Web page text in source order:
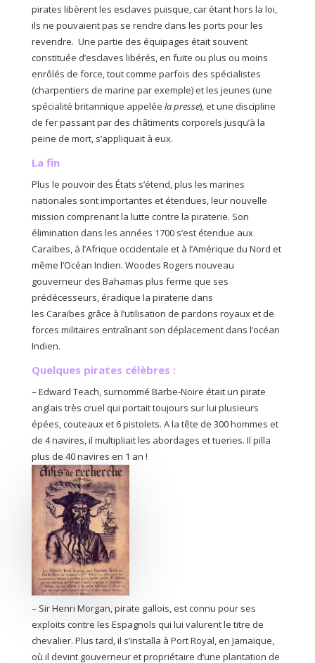
pirates libèrent les esclaves puisque, car étant hors la loi,
ils ne pouvaient pas se rendre dans les ports pour les
revendre. Une partie des équipages était souvent
constituée d’esclaves libérés, en fuite ou plus ou moins
enrôlés de force, tout comme parfois des spécialistes
(charpentiers de marine par exemple) et les jeunes (une
spécialité britannique appelée la presse), et une discipline
de fer passant par des châtiments corporels jusqu’à la
peine de mort, s’appliquait à eux.
La fin
Plus le pouvoir des États s’étend, plus les marines
nationales sont importantes et étendues, leur nouvelle
mission comprenant la lutte contre la piraterie. Son
élimination dans les années 1700 s’est étendue aux
Caraïbes, à l’Afrique occidentale et à l’Amérique du Nord et
même l’Océan Indien. Woodes Rogers nouveau
gouverneur des Bahamas plus ferme que ses
prédécesseurs, éradique la piraterie dans
les Caraïbes grâce à l’utilisation de pardons royaux et de
forces militaires entraînant son déplacement dans l’océan
Indien.
Quelques pirates célèbres :
– Edward Teach, surnommé Barbe-Noire était un pirate
anglais très cruel qui portait toujours sur lui plusieurs
épées, couteaux et 6 pistolets. A la tête de 300 hommes et
de 4 navires, il multipliait les abordages et tueries. Il pilla
plus de 40 navires en 1 an !
– Sir Henri Morgan, pirate gallois, est connu pour ses
exploits contre les Espagnols qui lui valurent le titre de
chevalier. Plus tard, il s’installa à Port Royal, en Jamaïque,
où il devint gouverneur et propriétaire d’une plantation de